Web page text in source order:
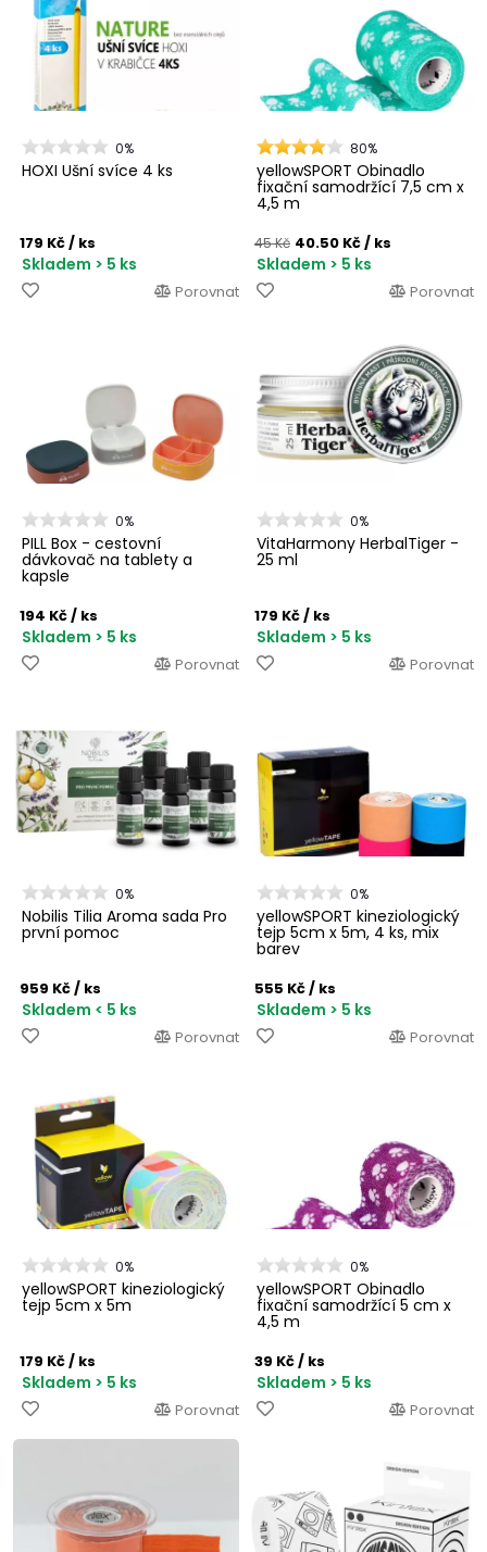
0%
HOXI Ušní svíce 4 ks
179 Kč/ ks
Skladem > 5 ks
Porovnat
80%
yellowSPORT Obinadlo
fixační samodržící 7,5 cm x
4,5 m
45 Kč 40.50 Kč/ ks
Skladem > 5 ks
Porovnat
0%
PILL Box - cestovní
dávkovač na tablety a
kapsle
194 Kč/ ks
Skladem > 5 ks
Porovnat
0%
VitaHarmony HerbalTiger -
25 ml
179 Kč/ ks
Skladem > 5 ks
Porovnat
0%
Nobilis Tilia Aroma sada Pro
první pomoc
959 Kč/ ks
Skladem < 5 ks
Porovnat
0%
yellowSPORT kineziologický
tejp 5cm x 5m, 4 ks, mix
barev
555 Kč/ ks
Skladem > 5 ks
Porovnat
0%
yellowSPORT kineziologický
tejp 5cm x 5m
179 Kč/ ks
Skladem > 5 ks
Porovnat
0%
yellowSPORT Obinadlo
fixační samodržící 5 cm x
4,5 m
39 Kč/ ks
Skladem > 5 ks
Porovnat